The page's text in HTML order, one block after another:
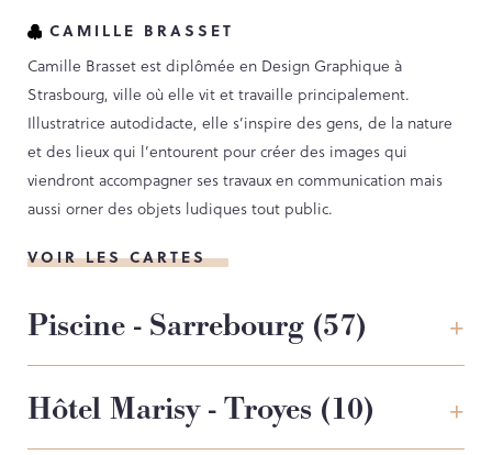
CAMILLE BRASSET
Camille Brasset est diplômée en Design Graphique à
Strasbourg, ville où elle vit et travaille principalement.
Illustratrice autodidacte, elle s’inspire des gens, de la nature
et des lieux qui l’entourent pour créer des images qui
viendront accompagner ses travaux en communication mais
aussi orner des objets ludiques tout public.
VOIR LES CARTES
Piscine - Sarrebourg (57)
Hôtel Marisy - Troyes (10)